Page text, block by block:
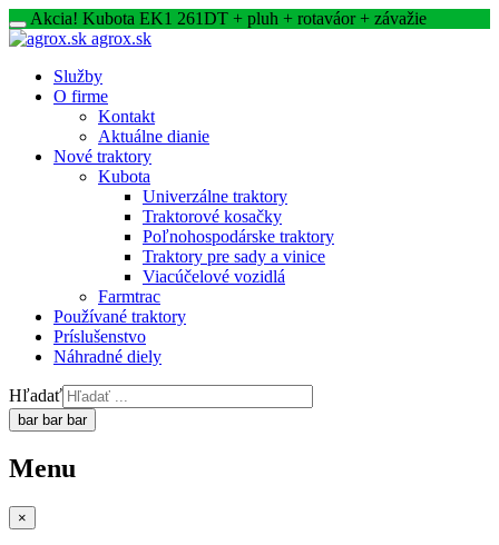
Akcia! Kubota EK1 261DT + pluh + rotaváor + závažie
agrox.sk
Služby
O firme
Kontakt
Aktuálne dianie
Nové traktory
Kubota
Univerzálne traktory
Traktorové kosačky
Poľnohospodárske traktory
Traktory pre sady a vinice
Viacúčelové vozidlá
Farmtrac
Používané traktory
Príslušenstvo
Náhradné diely
Hľadať
bar bar bar
Menu
×